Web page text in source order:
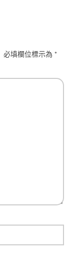
必填欄位標示為 *